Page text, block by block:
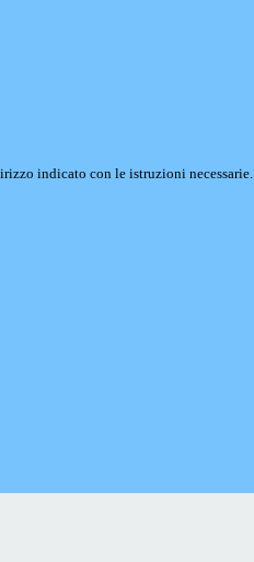
indicato con le istruzioni necessarie.